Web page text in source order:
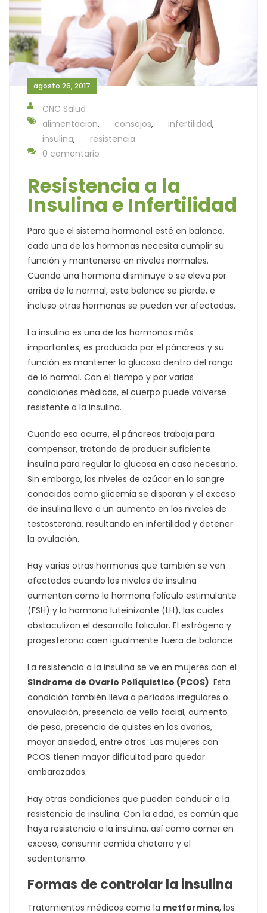
agosto 26, 2017
CNC Salud
alimentacion, consejos, infertilidad,
insulina,
resistencia
0 comentario
Resistencia a la
Insulina e Infertilidad
Para que el sistema hormonal esté en balance,
cada una de las hormonas necesita cumplir su
función y mantenerse en niveles normales.
Cuando una hormona disminuye o se eleva por
arriba de lo normal, este balance se pierde, e
incluso otras hormonas se pueden ver afectadas.
La insulina es una de las hormonas más
importantes, es producida por el páncreas y su
función es mantener la glucosa dentro del rango
de lo normal. Con el tiempo y por varias
condiciones médicas, el cuerpo puede volverse
resistente a la insulina.
Cuando eso ocurre, el páncreas trabaja para
compensar, tratando de producir suficiente
insulina para regular la glucosa en caso necesario.
Sin embargo, los niveles de azúcar en la sangre
conocidos como glicemia se disparan y el exceso
de insulina lleva a un aumento en los niveles de
testosterona, resultando en infertilidad y detener
la ovulación.
Hay varias otras hormonas que también se ven
afectados cuando los niveles de insulina
aumentan como la hormona folículo estimulante
(FSH) y la hormona luteinizante (LH), las cuales
obstaculizan el desarrollo folicular. El estrógeno y
progesterona caen igualmente fuera de balance.
La resistencia a la insulina se ve en mujeres con el
Síndrome de Ovario Políquistico (PCOS). Esta
condición también lleva a períodos irregulares o
anovulación, presencia de vello facial, aumento
de peso, presencia de quistes en los ovarios,
mayor ansiedad, entre otros. Las mujeres con
PCOS tienen mayor dificultad para quedar
embarazadas.
Hay otras condiciones que pueden conducir a la
resistencia de insulina. Con la edad, es común que
haya resistencia a la insulina, así como comer en
exceso, consumir comida chatarra y el
sedentarismo.
Formas de controlar la insulina
Tratamientos médicos como la metformina, los